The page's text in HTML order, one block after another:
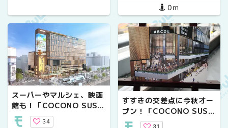
0m
スーパーやマルシェ、映画
館も！「COCONO SUSU
KINO」23年秋オープン
34
すすきの交差点に今秋オー
プン！「COCONO SUSU
KINO」注目の現場レポー
31